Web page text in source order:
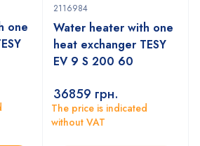
one
2116984
Water heater with one
heat exchanger TESY
EV 9 S 200 60
36859 грн.
The price is indicated
without VAT